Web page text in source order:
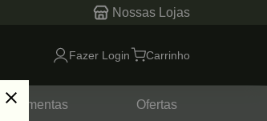
Nossas Lojas
Fazer Login Carrinho
Ferramentas Ofertas